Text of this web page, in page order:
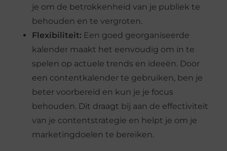
je om de betrokkenheid van je publiek te
behouden en te vergroten.
Flexibiliteit: Een goed georganiseerde
kalender maakt het eenvoudig om in te
spelen op actuele trends en ideeën. Door
een contentkalender te gebruiken, ben je
beter voorbereid en kun je je focus
behouden. Dit draagt bij aan de effectiviteit
van je contentstrategie en helpt je om je
marketingdoelen te bereiken.